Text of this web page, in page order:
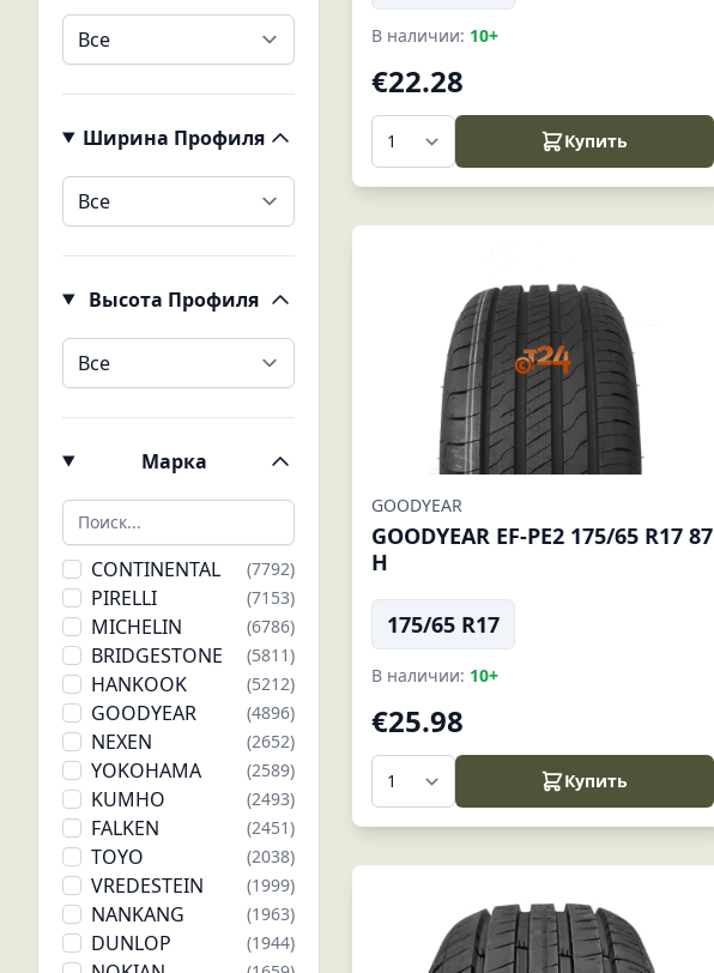
Ширина Профиля
Высота Профиля
Марка
CONTINENTAL (7792)
PIRELLI (7153)
MICHELIN (6786)
BRIDGESTONE (5811)
HANKOOK (5212)
GOODYEAR (4896)
NEXEN (2652)
YOKOHAMA (2589)
KUMHO (2493)
FALKEN (2451)
TOYO (2038)
VREDESTEIN (1999)
NANKANG (1963)
DUNLOP (1944)
В наличии: 10+
€22.28
Купить
GOODYEAR
GOODYEAR EF-PE2 175/65 R17 87
H
175/65 R17
В наличии: 10+
€25.98
Купить